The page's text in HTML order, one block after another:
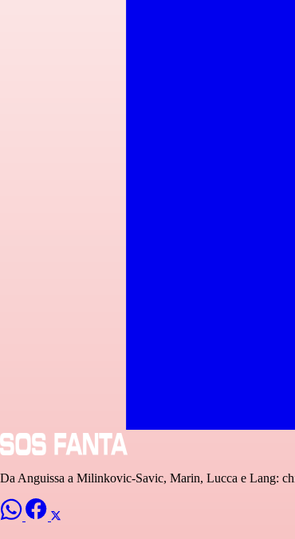
Da Anguissa a Milinkovic-Savic, Marin, Lucca e Lang: